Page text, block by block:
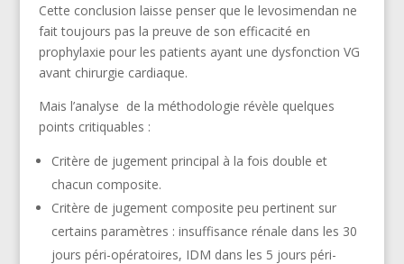
Cette conclusion laisse penser que le levosimendan ne
fait toujours pas la preuve de son efficacité en
prophylaxie pour les patients ayant une dysfonction VG
avant chirurgie cardiaque.
Mais l’analyse de la méthodologie révèle quelques
points critiquables :
Critère de jugement principal à la fois double et
chacun composite.
Critère de jugement composite peu pertinent sur
certains paramètres : insuffisance rénale dans les 30
jours péri-opératoires, IDM dans les 5 jours péri-